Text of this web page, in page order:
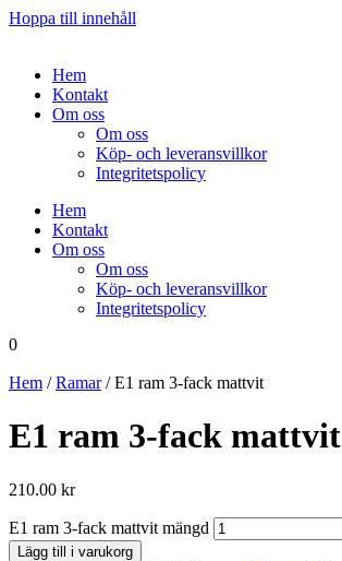
Hoppa till innehåll
Hem
Kontakt
Om oss
Om oss
Köp- och leveransvillkor
Integritetspolicy
Hem
Kontakt
Om oss
Om oss
Köp- och leveransvillkor
Integritetspolicy
0
Hem /Ramar/ E1 ram 3-fack mattvit
E1 ram 3-fack mattvit
210.00 kr
E1 ram 3-fack mattvit mängd
Lägg till i varukorg